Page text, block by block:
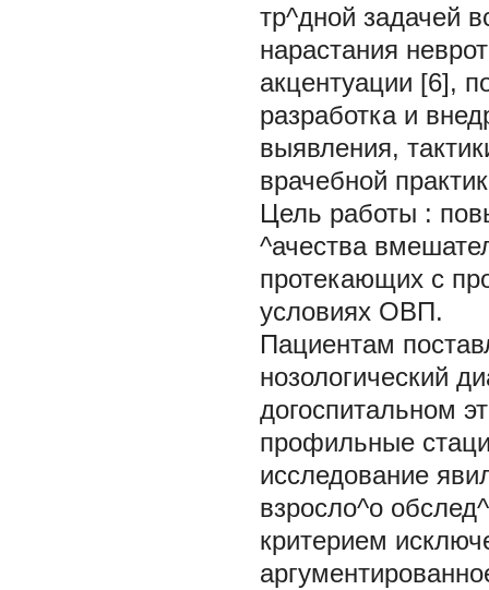
тр^дной задачей
нарастания
акцентуации [6],
разработка и
выявления,
врачебной
Цель работы :
^ачества
протекающих с
условиях ОВП.
Пациентам
нозологический
догоспитальном
профильные
исследование
взросло^о
критерием